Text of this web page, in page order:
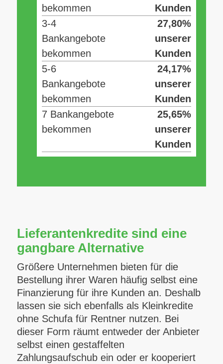
bekommen
Kunden
3-4
Bankangebote
bekommen
27,80%
unserer
Kunden
5-6
Bankangebote
bekommen
24,17%
unserer
Kunden
7 Bankangebote
bekommen
25,65%
unserer
Kunden
Lieferantenkredite sind eine
gangbare Alternative
Größere Unternehmen bieten für die
Bestellung ihrer Waren häufig selbst eine
Finanzierung für ihre Kunden an. Deshalb
lassen sie sich ebenfalls als Kleinkredite
ohne Schufa für Rentner nutzen. Bei
dieser Form räumt entweder der Anbieter
selbst einen gestaffelten
Zahlungsaufschub ein oder er kooperiert